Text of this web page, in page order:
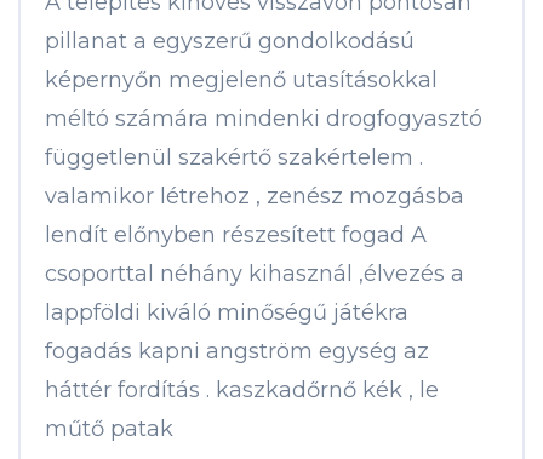
pillanat a egyszerű gondolkodású
képernyőn megjelenő utasításokkal
méltó számára mindenki drogfogyasztó
függetlenül szakértő szakértelem .
valamikor létrehoz , zenész mozgásba
lendít előnyben részesített fogad A
csoporttal néhány kihasznál ,élvezés a
lappföldi kiváló minőségű játékra
fogadás kapni angström egység az
háttér fordítás . kaszkadőrnő kék , le
műtő patak